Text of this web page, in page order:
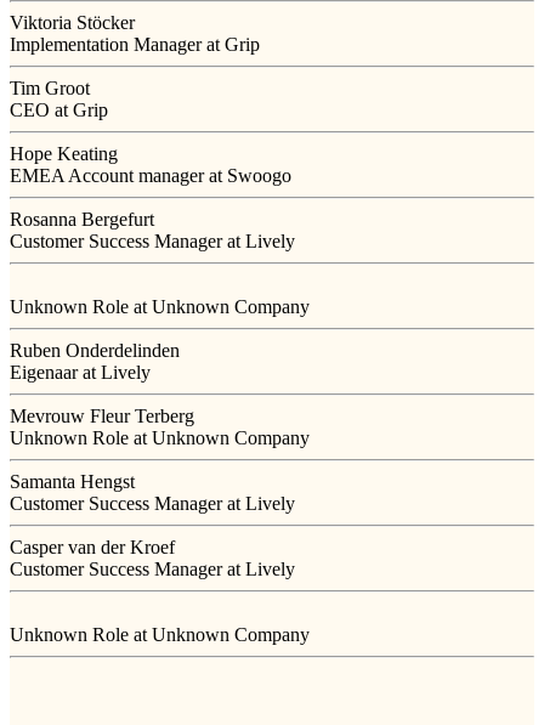
Viktoria Stöcker
Implementation Manager at Grip
Tim Groot
CEO at Grip
Hope Keating
EMEA Account manager at Swoogo
Rosanna Bergefurt
Customer Success Manager at Lively
Unknown Role at Unknown Company
Ruben Onderdelinden
Eigenaar at Lively
Mevrouw Fleur Terberg
Unknown Role at Unknown Company
Samanta Hengst
Customer Success Manager at Lively
Casper van der Kroef
Customer Success Manager at Lively
Unknown Role at Unknown Company